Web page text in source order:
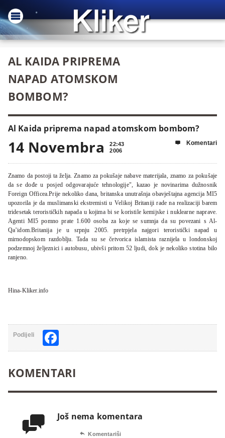
AL KAIDA PRIPREMA
NAPAD ATOMSKOM
BOMBOM?
Al Kaida priprema napad atomskom bombom?
14 Novembra
22:43
2006
 Komentari
Znamo da postoji ta želja. Znamo za pokušaje nabave materijala, znamo za pokušaje
da se dođe u posjed odgovarajuće tehnologije", kazao je novinarima dužnosnik
Foreign Officea.Prije nekoliko dana, britanska unutrašnja obavještajna agencija MI5
upozorila je da muslimanski ekstremisti u Velikoj Britaniji rade na realizaciji barem
tridesetak terorističkih napada u kojima bi se koristile kemijske i nuklearne naprave.
Agenti MI5 pomno prate 1.600 osoba za koje se sumnja da su povezani s Al-
Qa’idom.Britanija je u srpnju 2005. pretrpjela najgori teroristički napad u
mirnodopskom razdoblju. Tada su se četvorica islamista raznijela u londonskoj
podzemnoj željeznici i autobusu, ubivši pritom 52 ljudi, dok je nekoliko stotina bilo
ranjeno.
Hina-Kliker.info
Podijeli
KOMENTARI
 Još nema komentara
 Komentariši